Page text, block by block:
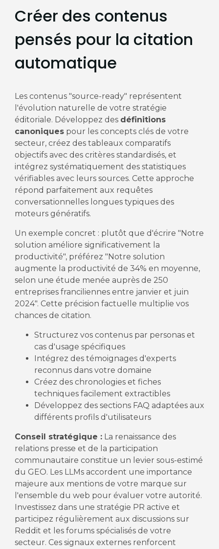
Créer des contenus
pensés pour la citation
automatique
Les contenus "source-ready" représentent
l'évolution naturelle de votre stratégie
éditoriale. Développez des définitions
canoniquespour les concepts clés de votre
secteur, créez des tableaux comparatifs
objectifs avec des critères standardisés, et
intégrez systématiquement des statistiques
vérifiables avec leurs sources. Cette approche
répond parfaitement aux requêtes
conversationnelles longues typiques des
moteurs génératifs.
Un exemple concret : plutôt que d'écrire "Notre
solution améliore significativement la
productivité", préférez "Notre solution
augmente la productivité de 34% en moyenne,
selon une étude menée auprès de 250
entreprises franciliennes entre janvier et juin
2024". Cette précision factuelle multiplie vos
chances de citation.
Structurez vos contenus par personas et
cas d'usage spécifiques
Intégrez des témoignages d'experts
reconnus dans votre domaine
Créez des chronologies et fiches
techniques facilement extractibles
Développez des sections FAQ adaptées aux
différents profils d'utilisateurs
Conseil stratégique :La renaissance des
relations presse et de la participation
communautaire constitue un levier sous-estimé
du GEO. Les LLMs accordent une importance
majeure aux mentions de votre marque sur
l'ensemble du web pour évaluer votre autorité.
Investissez dans une stratégie PR active et
participez régulièrement aux discussions sur
Reddit et les forums spécialisés de votre
secteur. Ces signaux externes renforcent